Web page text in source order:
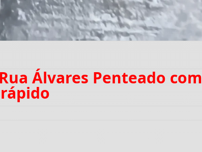
Álvares Penteado com